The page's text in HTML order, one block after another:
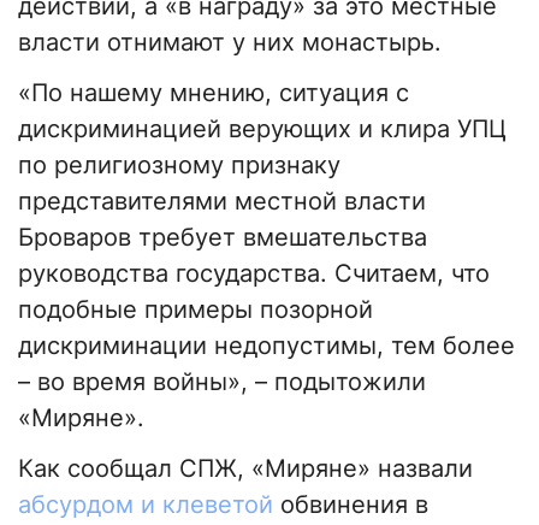
действий, а «в награду» за это местные
власти отнимают у них монастырь.
«По нашему мнению, ситуация с
дискриминацией верующих и клира УПЦ
по религиозному признаку
представителями местной власти
Броваров требует вмешательства
руководства государства. Считаем, что
подобные примеры позорной
дискриминации недопустимы, тем более
– во время войны», – подытожили
«Миряне».
Как сообщал СПЖ, «Миряне» назвали
абсурдом и клеветой обвинения в